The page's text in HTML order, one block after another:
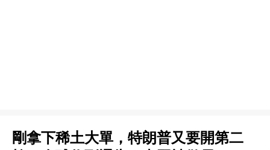
剛拿下稀土大單，特朗普又要開第二